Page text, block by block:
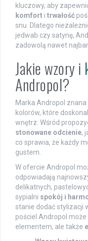
kluczowy, aby
komfort i trwałość
snu. Dlatego
jedwab czy satynę,
zadowolą nawet
Jakie wzory i
Andropol?
Marka Andropol
kolorów, które
wnętrz. Wśród
stonowane odcienie,
co sprawia, że każdy
gustem.
W ofercie Andropol
odpowiadają
delikatnych,
sypialni spokój i
stanie dodać stylizacji
pościel Andropol
elementem, ale także